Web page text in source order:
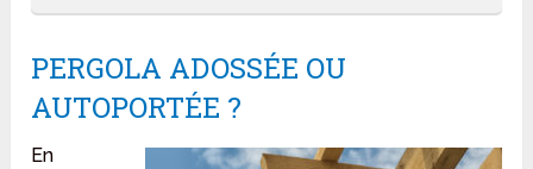
PERGOLA ADOSSÉE OU
AUTOPORTÉE ?
En